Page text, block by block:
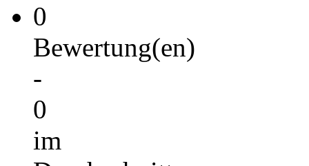
0
Bewertung(en)
-
0
im